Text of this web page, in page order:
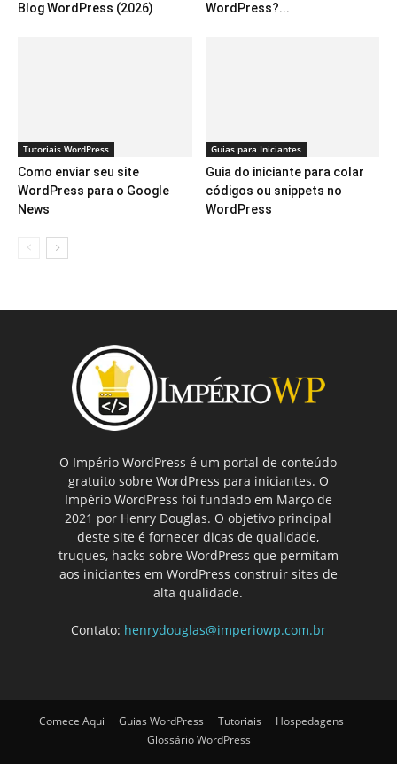
Blog WordPress (2026)
WordPress?...
Tutoriais WordPress
Como enviar seu site
WordPress para o Google
News
Guias para Iniciantes
Guia do iniciante para colar
códigos ou snippets no
WordPress
O Império WordPress é um portal de conteúdo
gratuito sobre WordPress para iniciantes. O
Império WordPress foi fundado em Março de
2021 por Henry Douglas. O objetivo principal
deste site é fornecer dicas de qualidade,
truques, hacks sobre WordPress que permitam
aos iniciantes em WordPress construir sites de
alta qualidade.
Contato: henrydouglas@imperiowp.com.br
Comece Aqui Guias WordPress Tutoriais
Hospedagens
Glossário WordPress